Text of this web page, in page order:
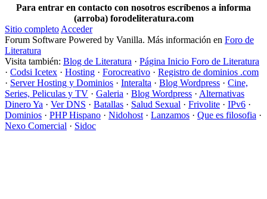
Para entrar en contacto con nosotros escríbenos a informa
(arroba) forodeliteratura.com
Sitio completo Acceder
Forum Software Powered by Vanilla. Más información en Foro de
Literatura
Visita también: Blog de Literatura · Página Inicio Foro de Literatura
· Codsi Icetex · Hosting · Forocreativo · Registro de dominios .com
· Server Hosting y Dominios · Interalta · Blog Wordpress · Cine,
Series, Peliculas y TV · Galeria · Blog Wordpress · Alternativas
Dinero Ya · Ver DNS · Batallas · Salud Sexual · Frivolite · IPv6 ·
Dominios · PHP Hispano · Nidohost · Lanzamos · Que es filosofia ·
Nexo Comercial · Sidoc